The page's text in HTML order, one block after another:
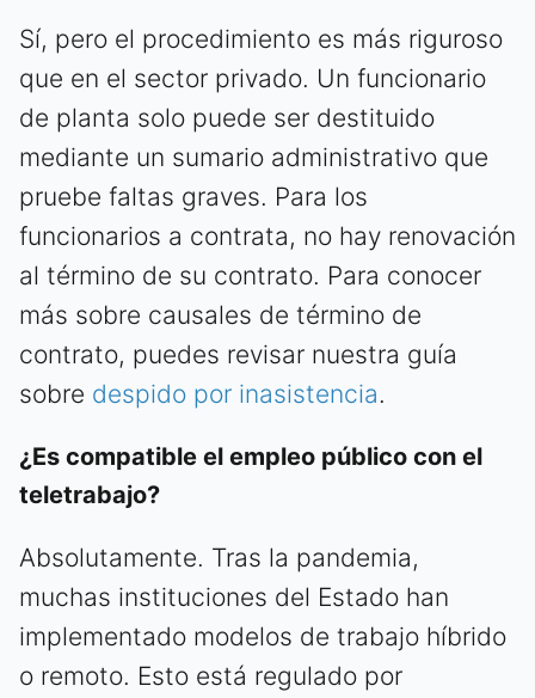
Sí, pero el procedimiento es más riguroso
que en el sector privado. Un funcionario
de planta solo puede ser destituido
mediante un sumario administrativo que
pruebe faltas graves. Para los
funcionarios a contrata, no hay renovación
al término de su contrato. Para conocer
más sobre causales de término de
contrato, puedes revisar nuestra guía
sobre despido por inasistencia.
¿Es compatible el empleo público con el
teletrabajo?
Absolutamente. Tras la pandemia,
muchas instituciones del Estado han
implementado modelos de trabajo híbrido
o remoto. Esto está regulado por